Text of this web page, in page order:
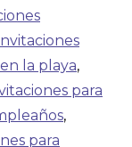
la playa,
para
,
para